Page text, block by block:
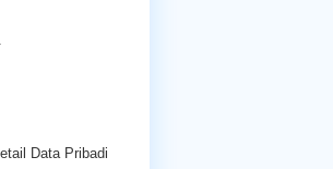
Data Pribadi